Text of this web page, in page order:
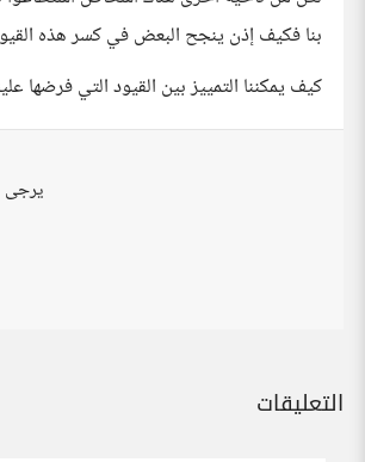
بنا فكيف إذن ينجح البعض في كسر هذه
كيف يمكننا التمييز بين القيود التي فرضها
يرجى
التعليقات